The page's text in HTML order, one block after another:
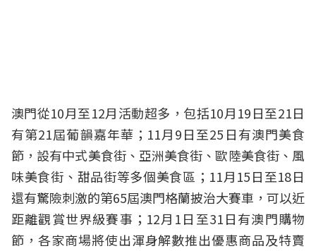
澳門從10月至12月活動超多，包括10月19日至21日
有第21屆葡韻嘉年華；11月9日至25日有澳門美食
節，設有中式美食街、亞洲美食街、歐陸美食街、風
味美食街、甜品街等多個美食區；11月15日至18日
還有驚險刺激的第65屆澳門格蘭披治大賽車，可以近
距離觀賞世界級賽事；12月1日至31日有澳門購物
節，各家商場將使出渾身解數推出優惠商品及特賣